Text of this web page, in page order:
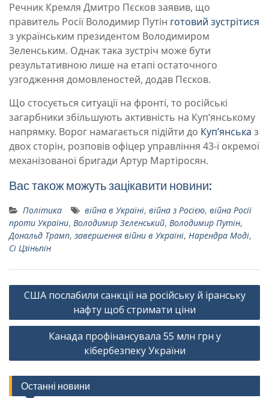
Речник Кремля Дмитро Пєсков заявив, що
правитель Росії Володимир Путін готовий зустрітися
з українським президентом Володимиром
Зеленським. Однак така зустріч може бути
результативною лише на етапі остаточного
узгодження домовленостей, додав Пєсков.
Що стосується ситуації на фронті, то російські
загарбники збільшують активність на Купʼянському
напрямку. Ворог намагається підійти до Купʼянська з
двох сторін, розповів офіцер управління 43-ї окремої
механізованої бригади Артур Мартіросян.
Вас також можуть зацікавити новини:
Політика війна в Україні, війна з Росією, війна Росії
проти України, Володимир Зеленський, Володимир Путін,
Дональд Трамп, завершення війни в Україні, Нарендра Моді,
Сі Цзіньпін
Навігація
США послабили санкції на російську й іранську
нафту щоб стримати ціни
Канада профінансувала 55 млн грн у
кібербезпеку України
Останні новини